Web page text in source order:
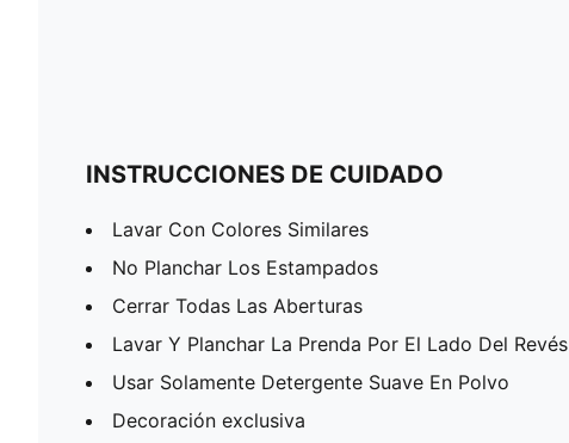
INSTRUCCIONES DE CUIDADO
Lavar Con Colores Similares
No Planchar Los Estampados
Cerrar Todas Las Aberturas
Lavar Y Planchar La Prenda Por El Lado Del Revés
Usar Solamente Detergente Suave En Polvo
Decoración exclusiva